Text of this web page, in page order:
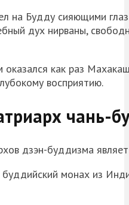
на Будду сияющими
дух нирваны,
как раз
восприятию.
чань-
дзэн-буддизма
монах из